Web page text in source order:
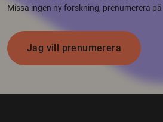
Missa ingen ny forskning, prenumerera
Jag vill prenumerera